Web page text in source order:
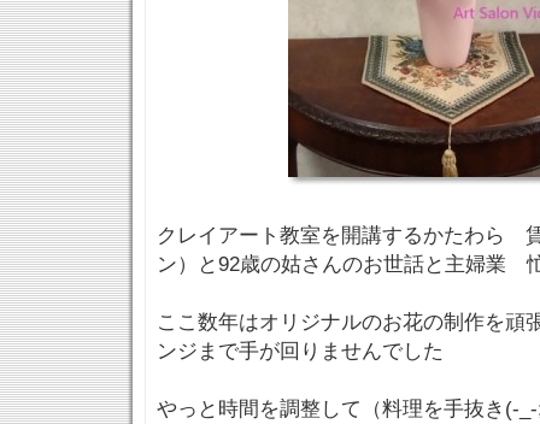
クレイアート教室を開講するかたわら
ン）と92歳の姑さんのお世話と主婦業
ここ数年はオリジナルのお花の制作を頑
ンジまで手が回りませんでした
やっと時間を調整して（料理を手抜き(-